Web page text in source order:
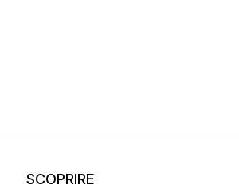
SCOPRIRE